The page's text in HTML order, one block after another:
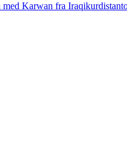
Karwan fra